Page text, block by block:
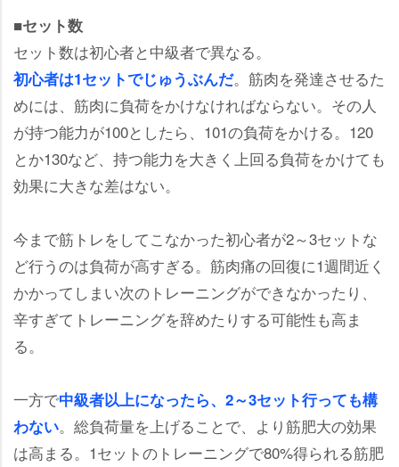
■セット数
セット数は初心者と中級者で異なる。
初心者は1セットでじゅうぶんだ。筋肉を発達させるた
めには、筋肉に負荷をかけなければならない。その人
が持つ能力が100としたら、101の負荷をかける。120
とか130など、持つ能力を大きく上回る負荷をかけても
効果に大きな差はない。
今まで筋トレをしてこなかった初心者が2～3セットな
ど行うのは負荷が高すぎる。筋肉痛の回復に1週間近く
かかってしまい次のトレーニングができなかったり、
辛すぎてトレーニングを辞めたりする可能性も高ま
る。
一方で中級者以上になったら、2～3セット行っても構
わない。総負荷量を上げることで、より筋肥大の効果
は高まる。1セットのトレーニングで80%得られる筋肥